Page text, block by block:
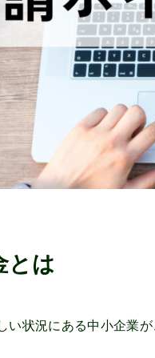
とは
状況にある中小企業